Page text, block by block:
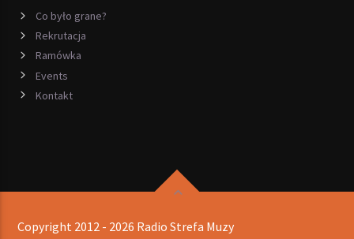
Co było grane?
Rekrutacja
Ramówka
Events
Kontakt
Copyright 2012 - 2026 Radio Strefa Muzy